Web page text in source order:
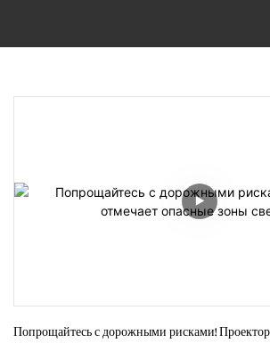
Попрощайтесь с дорожными рисками! Проектор